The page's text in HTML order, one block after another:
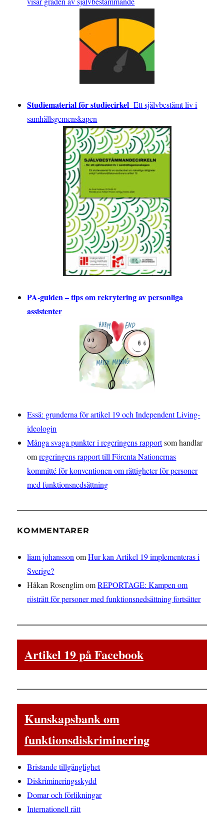
Studiematerial för studiecirkel-Ett självbestämt liv i
samhällsgemenskapen
PA-guiden – tips om rekrytering av personliga
assistenter
Essä: grunderna för artikel 19 och Independent Living-
ideologin
Många svaga punkter i regeringens rapportsom handlar
omregeringens rapport till Förenta Nationernas
kommitté för konventionen om rättigheter för personer
med funktionsnedsättning
KOMMENTARER
liam johansson omHur kan Artikel 19 implementeras i
Sverige?
Håkan RosenglimomREPORTAGE: Kampen om
rösträtt för personer med funktionsnedsättning fortsätter
Artikel 19 på Facebook
Kunskapsbank om
funktionsdiskriminering
Bristande tillgänglighet
Diskrimineringsskydd
Domar och förlikningar
Internationell rätt